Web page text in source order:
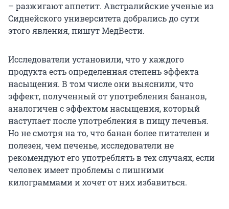
– разжигают аппетит. Австралийские ученые из
Сиднейского университета добрались до сути
этого явления, пишут МедВести.
Исследователи установили, что у каждого
продукта есть определенная степень эффекта
насыщения. В том числе они выяснили, что
эффект, полученный от употребления бананов,
аналогичен с эффектом насыщения, который
наступает после употребления в пищу печенья.
Но не смотря на то, что банан более питателен и
полезен, чем печенье, исследователи не
рекомендуют его употреблять в тех случаях, если
человек имеет проблемы с лишними
килограммами и хочет от них избавиться.